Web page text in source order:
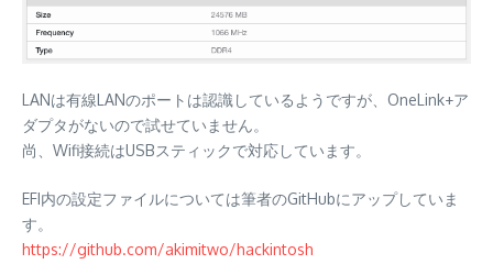
LANは有線LANのポートは認識しているようですが、OneLink+ア
ダプタがないので試せていません。
尚、Wifi接続はUSBスティックで対応しています。
EFI内の設定ファイルについては筆者のGitHubにアップしていま
す。
https://github.com/akimitwo/hackintosh